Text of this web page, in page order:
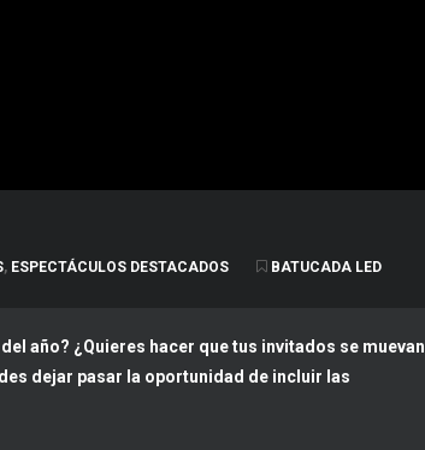
, ESPECTÁCULOS DESTACADOS BATUCADA LED
año? ¿Quieres hacer que tus invitados se muevan
dejar pasar la oportunidad de incluir las